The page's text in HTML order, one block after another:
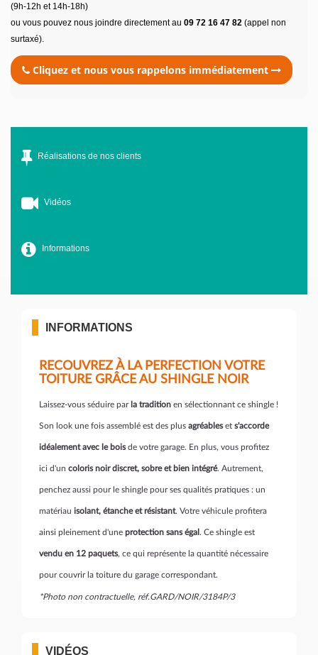
(9h-12h et 14h-18h)
ou vous pouvez nous joindre directement au 09 72 16 47 82 (appel non
surtaxé).
Cliquez et nous vous rappelons immédiatement
Réalisations de nos clients
Vidéos
Informations
INFORMATIONS
RECOUVREZ À LA PERFECTION VOTRE
TOITURE GRÂCE AU SHINGLE NOIR
Laissez-vous séduire par la tradition en sélectionnant ce shingle !
Son look une fois assemblé est des plus agréableset s'accorde
idéalement avec le boisde votre garage. En plus, vous profitez
ici d'un coloris noir discret, sobre et bien intégré. Autrement,
penchez aussi pour le shingle pour ses qualités pratiques : un
matériau isolant, étanche et résistant. Votre véhicule profitera
ainsi pleinement d'une protection sans égal . Ce shingle est
vendu en 12 paquets, ce qui représente la quantité nécessaire
pour couvrir la toiture du garage correspondant.
*Photo non contractuelle, réf.GARD/NOIR/3184P/3
VIDÉOS